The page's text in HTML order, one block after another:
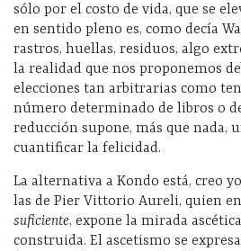
sólo por el costo de vida, que se
en sentido pleno es, como decía
rastros, huellas, residuos, algo
la realidad que nos proponemos
elecciones tan arbitrarias como
número determinado de libros o
reducción supone, más que nada,
cuantificar la felicidad.
La alternativa a Kondo está, creo
las de Pier Vittorio Aureli, quien
suficiente, expone la mirada
construida. El ascetismo se